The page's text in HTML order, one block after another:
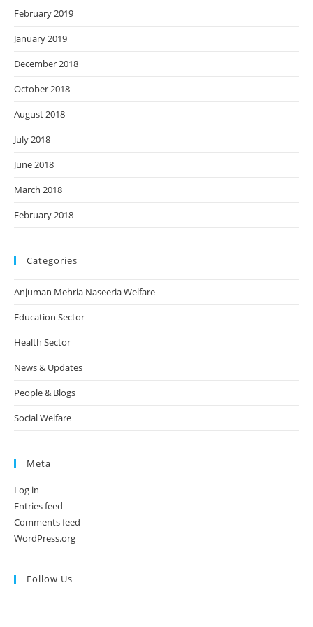
February 2019
January 2019
December 2018
October 2018
August 2018
July 2018
June 2018
March 2018
February 2018
Categories
Anjuman Mehria Naseeria Welfare
Education Sector
Health Sector
News & Updates
People & Blogs
Social Welfare
Meta
Log in
Entries feed
Comments feed
WordPress.org
Follow Us